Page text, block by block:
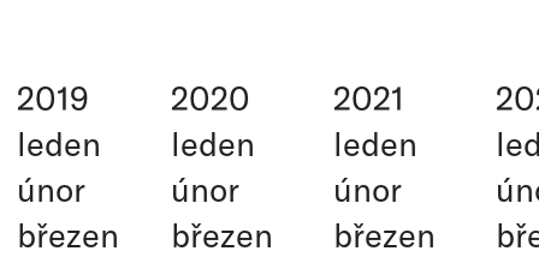
2019
leden
únor
březen
2020
leden
únor
březen
2021
leden
únor
březen